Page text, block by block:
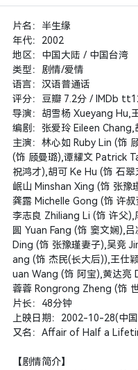
片名：半生缘
年代：2002
地区：中国大陆 / 中国台湾
类型：剧情/爱情
语言：汉语普通话
评分：豆瓣 7.2分 / IMDb
导演：胡雪杨 Xueyang Hu,
编剧：张爱玲 Eileen Chang,
主演：林心如 Ruby Lin (饰
(饰 顾曼璐),谭耀文 Patrick
祝鸿才),胡可 Ke Hu (饰 石
岷山 Minshan Xing (饰 张豫
龚露 Michelle Gong (饰 许
李志良 Zhiliang Li (饰 许父
圆 Yuan Fang (饰 窦文娴),
Ding (饰 张豫瑾妻子),吴竞
ang (饰 杰民(长大后)),王仕
uan Wang (饰 阿宝),黄达亮
蓉蓉 Rongrong Zheng (饰
片长：48分钟
上映日期：2002-10-28(中
又名：Affair of Half a
【剧情简介】